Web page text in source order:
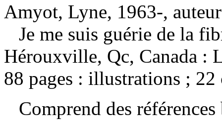
Amyot, Lyne, 1963-, auteur
Je me suis guérie de la
Hérouxville, Qc, Canada
88 pages : illustrations ; 22
Comprend des